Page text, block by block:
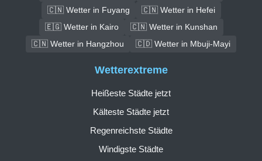
🇨🇳 Wetter in Fuyang
🇨🇳 Wetter in Hefei
🇪🇬 Wetter in Kairo
🇨🇳 Wetter in Kunshan
🇨🇳 Wetter in Hangzhou
🇨🇩 Wetter in Mbuji-Mayi
Wetterextreme
Heißeste Städte jetzt
Kälteste Städte jetzt
Regenreichste Städte
Windigste Städte